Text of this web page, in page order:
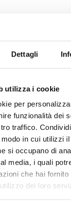
Dettagli
utilizza i cookie
per
funzionalità dei
traffico.
in cui utilizzi
si occupano di
media, i quali
che hai fornito
dei loro